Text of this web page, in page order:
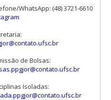
WhatsApp: (48) 3721-6610
de Bolsas:
Isoladas: